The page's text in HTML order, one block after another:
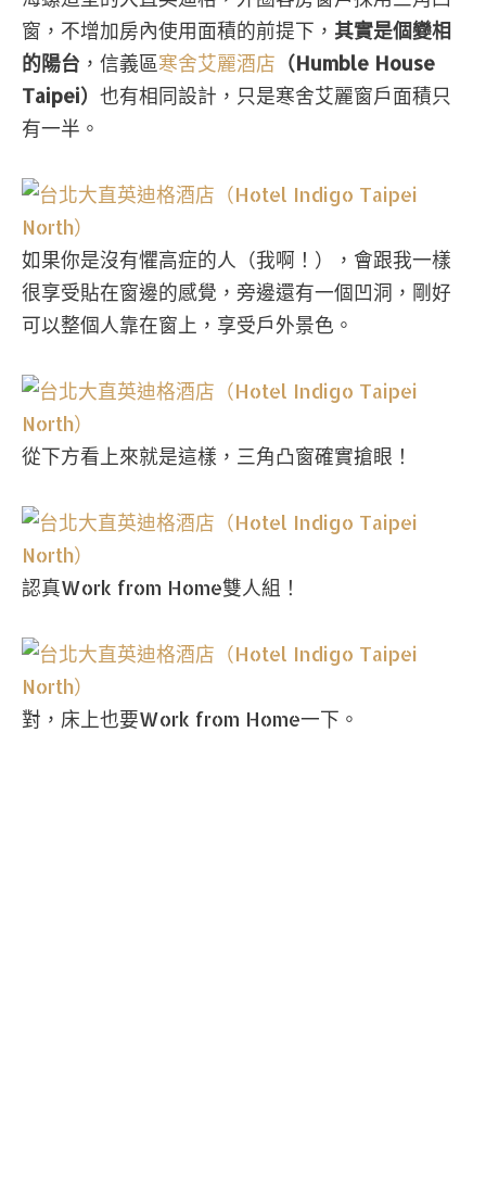
窗，不增加房內使用面積的前提下， 其實是個變相
的陽台 ，信義區寒舍艾麗酒店 （Humble House
Taipei） 也有相同設計，只是寒舍艾麗窗戶面積只
有一半。
如果你是沒有懼高症的人（我啊！），會跟我一樣
很享受貼在窗邊的感覺，旁邊還有一個凹洞，剛好
可以整個人靠在窗上，享受戶外景色。
從下方看上來就是這樣，三角凸窗確實搶眼！
認真Work from Home雙人組！
對，床上也要Work from Home一下。